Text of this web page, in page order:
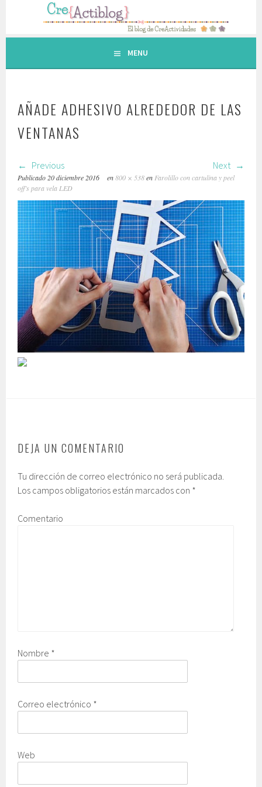
contenido.
MENU
AÑADE ADHESIVO ALREDEDOR DE LAS
VENTANAS
Previous Next
Publicado 20 diciembre 2016 en800 × 538en Farolillo con cartulina y peel
off’s para vela LED
DEJA UN COMENTARIO
Tu dirección de correo electrónico no será publicada.
Los campos obligatorios están marcados con *
Comentario
Nombre *
Correo electrónico *
Web